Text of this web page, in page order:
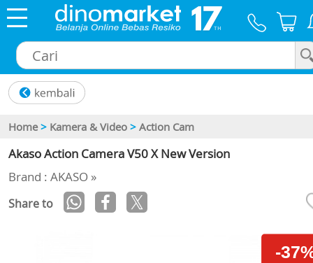
Home > Kamera & Video > Action Cam
Akaso Action Camera V50 X New Version
Brand : AKASO »
Share to
-